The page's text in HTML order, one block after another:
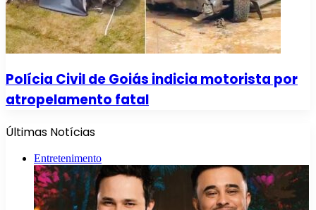
Polícia Civil de Goiás indicia motorista por
atropelamento fatal
Últimas Notícias
Entretenimento